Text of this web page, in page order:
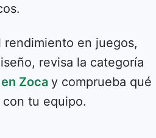
rendimiento en juegos,
revisa la categoría
en Zoca y comprueba qué
tu equipo.